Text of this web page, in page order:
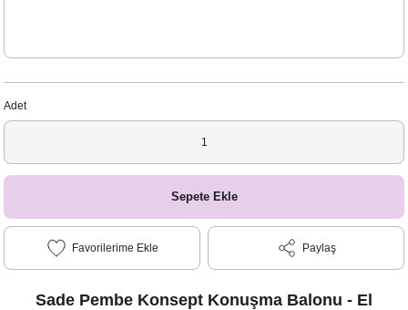
Adet
Sepete Ekle
Paylaş
Sade Pembe Konsept Konuşma Balonu - El